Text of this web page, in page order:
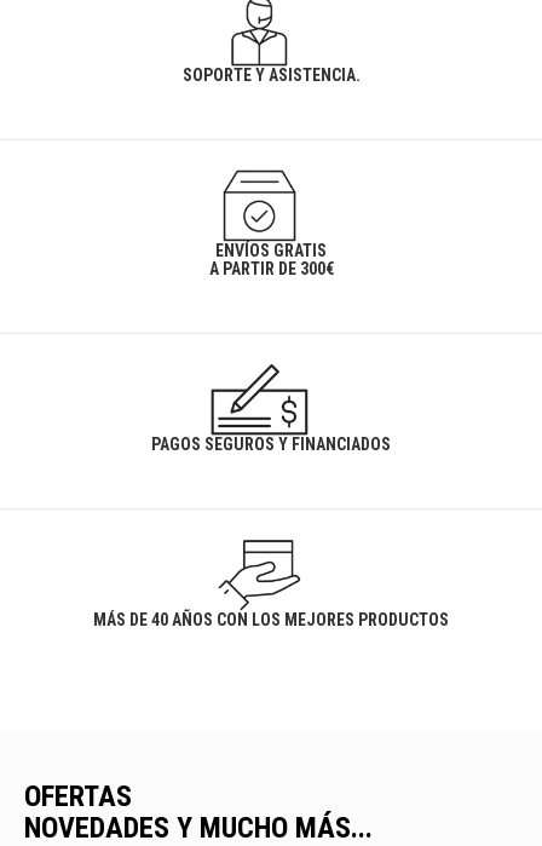
SOPORTE Y ASISTENCIA.
ENVÍOS GRATIS
A PARTIR DE 300€
PAGOS SEGUROS Y FINANCIADOS
MÁS DE 40 AÑOS CON LOS MEJORES PRODUCTOS
OFERTAS
NOVEDADES Y MUCHO MÁS...